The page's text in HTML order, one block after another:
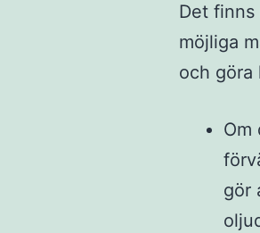
Det finns
möjliga
och göra
Om
gör